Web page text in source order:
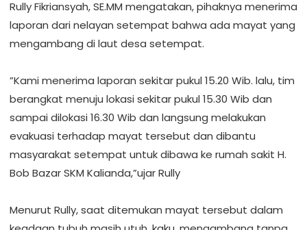
‎Rully Fikriansyah, SE.MM mengatakan, pihaknya menerima
laporan dari nelayan setempat bahwa ada mayat yang
mengambang di laut desa setempat.
‎”Kami menerima laporan sekitar pukul 15.20 Wib. lalu, tim
berangkat menuju lokasi sekitar pukul 15.30 Wib dan
sampai dilokasi 16.30 Wib dan langsung melakukan
evakuasi terhadap mayat tersebut dan dibantu
masyarakat setempat untuk dibawa ke rumah sakit H.
Bob Bazar SKM Kalianda,”ujar Rully
‎Menurut Rully, saat ditemukan mayat tersebut dalam